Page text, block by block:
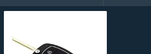
З недавнього часу такі ключі почали
необточеною заготовкою і хусткою